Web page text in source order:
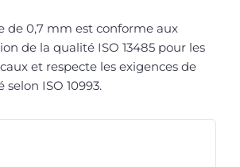
de 0,7 mm est conforme aux
de la qualité ISO 13485 pour les
et respecte les exigences de
ISO 10993.